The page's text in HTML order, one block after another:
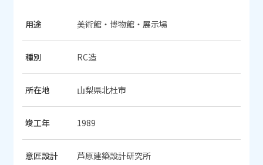
用途 美術館・博物館・展示場
種別 RC造
所在地 山梨県北杜市
竣工年 1989
意匠設計 芦原建築設計研究所